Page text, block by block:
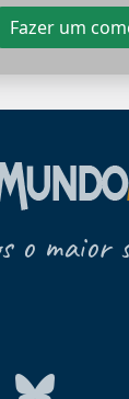
Fazer um
o maior